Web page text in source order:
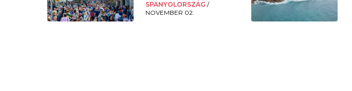
SPANYOLORSZÁG/
NOVEMBER 02.